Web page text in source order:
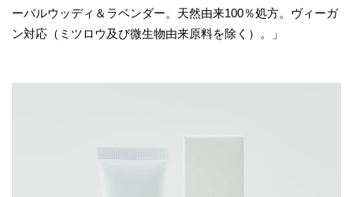
ーバルウッディ＆ラベンダー。天然由来100％処方。ヴィーガ
ン対応（ミツロウ及び微生物由来原料を除く）。」